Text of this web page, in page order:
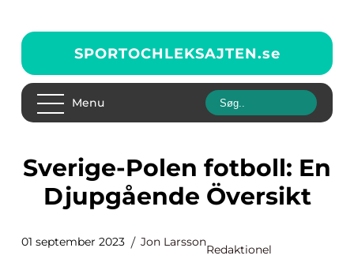
SPORTOCHLEKSAJTEN.se
Menu
Sverige-Polen fotboll: En
Djupgående Översikt
01 september 2023 Jon Larsson
Redaktionel